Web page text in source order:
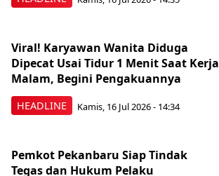
HEADLINE
Viral! Karyawan Wanita Diduga
Dipecat Usai Tidur 1 Menit Saat Kerja
Malam, Begini Pengakuannya
Kamis, 16 Jul 2026 - 14:34
Pemkot Pekanbaru Siap Tindak
Tegas dan Hukum Pelaku